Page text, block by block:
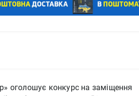
оголошує конкурс на заміщення